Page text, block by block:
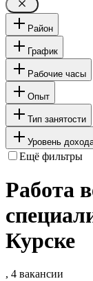
Район
График
Рабочие часы
Опыт
Тип занятости
Уровень
Ещё фильтры
Работа
Курске
, 4 вакансии